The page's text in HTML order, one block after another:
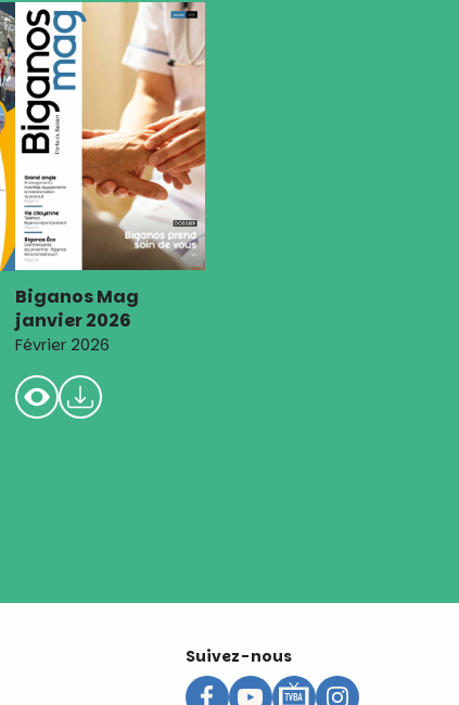
Biganos Mag
janvier 2026
Février 2026
Suivez-nous